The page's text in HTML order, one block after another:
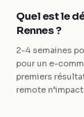
Quel est le
Rennes ?
2-4 semaines
pour un e-
premiers
remote